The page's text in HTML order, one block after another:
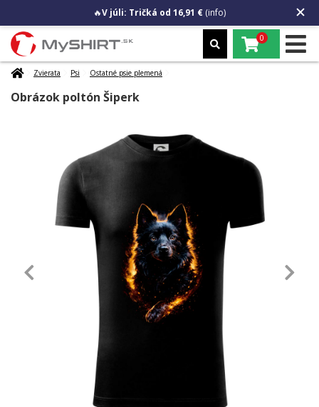
🔥V júli: Tričká od 16,91 € (info)
0
Zvierata Psi Ostatné psie plemená
Obrázok poltón Šiperk